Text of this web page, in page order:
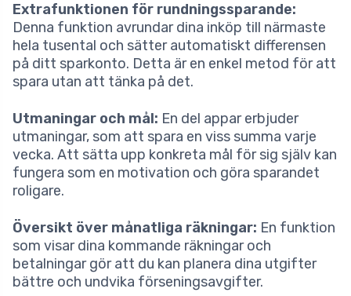
Extrafunktionen för rundningssparande:
Denna funktion avrundar dina inköp till närmaste
hela tusental och sätter automatiskt differensen
på ditt sparkonto. Detta är en enkel metod för att
spara utan att tänka på det.
Utmaningar och mål: En del appar erbjuder
utmaningar, som att spara en viss summa varje
vecka. Att sätta upp konkreta mål för sig själv kan
fungera som en motivation och göra sparandet
roligare.
Översikt över månatliga räkningar: En funktion
som visar dina kommande räkningar och
betalningar gör att du kan planera dina utgifter
bättre och undvika förseningsavgifter.